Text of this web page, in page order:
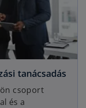
tanácsadás
csoport
és a